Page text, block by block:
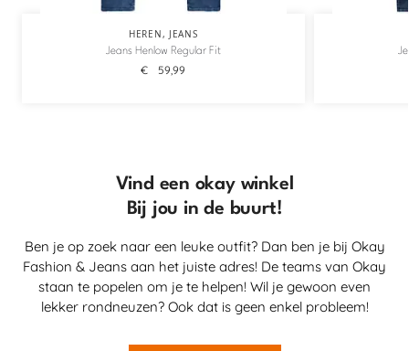
HEREN, JEANS
Jeans Henlow Regular Fit
€ 59,99
Vind een okay winkel
Bij jou in de buurt!
Ben je op zoek naar een leuke outfit? Dan ben je bij Okay
Fashion & Jeans aan het juiste adres! De teams van Okay
staan te popelen om je te helpen! Wil je gewoon even
lekker rondneuzen? Ook dat is geen enkel probleem!